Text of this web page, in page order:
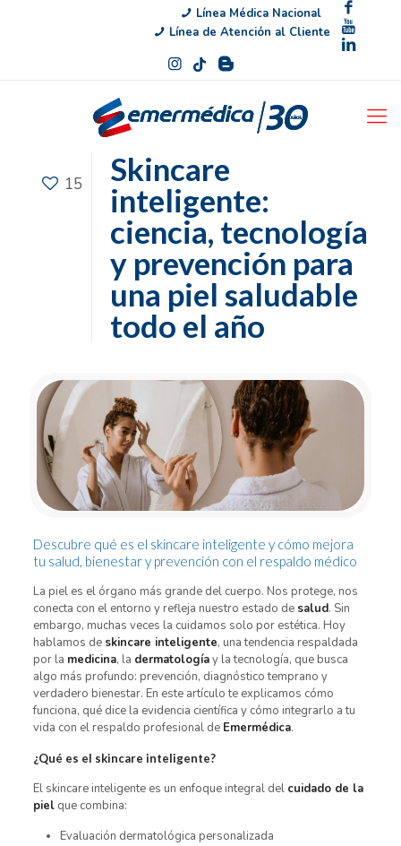
Línea Médica Nacional
Línea de Atención al Cliente
15
Skincare
inteligente:
ciencia, tecnología
y prevención para
una piel saludable
todo el año
Descubre qué es el skincare inteligente y cómo mejora
tu salud, bienestar y prevención con el respaldo médico
La piel es el órgano más grande del cuerpo. Nos protege, nos
conecta con el entorno y refleja nuestro estado de salud. Sin
embargo, muchas veces la cuidamos solo por estética. Hoy
hablamos de skincare inteligente, una tendencia respaldada
por la medicina, la dermatologíay la tecnología, que busca
algo más profundo: prevención, diagnóstico temprano y
verdadero bienestar. En este artículo te explicamos cómo
funciona, qué dice la evidencia científica y cómo integrarlo a tu
vida con el respaldo profesional de Emermédica.
¿Qué es el skincare inteligente?
El skincare inteligente es un enfoque integral del cuidado de la
pielque combina:
Evaluación dermatológica personalizada